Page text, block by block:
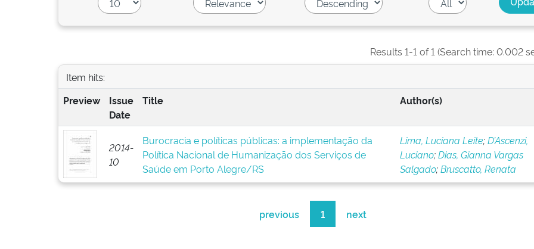
Results 1-1 of 1 (Search time: 0.002
Item hits:
Preview
Issue
Date
Title Author(s)
2014-
10
Burocracia e políticas públicas: a implementação da
Política Nacional de Humanização dos Serviços de
Saúde em Porto Alegre/RS
Lima, Luciana Leite;D’Ascenzi,
Luciano;Dias, Gianna Vargas
Salgado;Bruscatto, Renata
previous 1 next